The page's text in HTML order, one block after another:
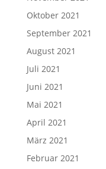
Oktober 2021
September 2021
August 2021
Juli 2021
Juni 2021
Mai 2021
April 2021
März 2021
Februar 2021